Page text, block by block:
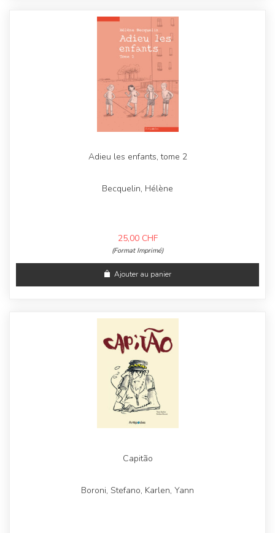
Adieu les enfants, tome 2
Becquelin, Hélène
25,00 CHF
(Format Imprimé)
Ajouter au panier
Capitão
Boroni, Stefano, Karlen, Yann